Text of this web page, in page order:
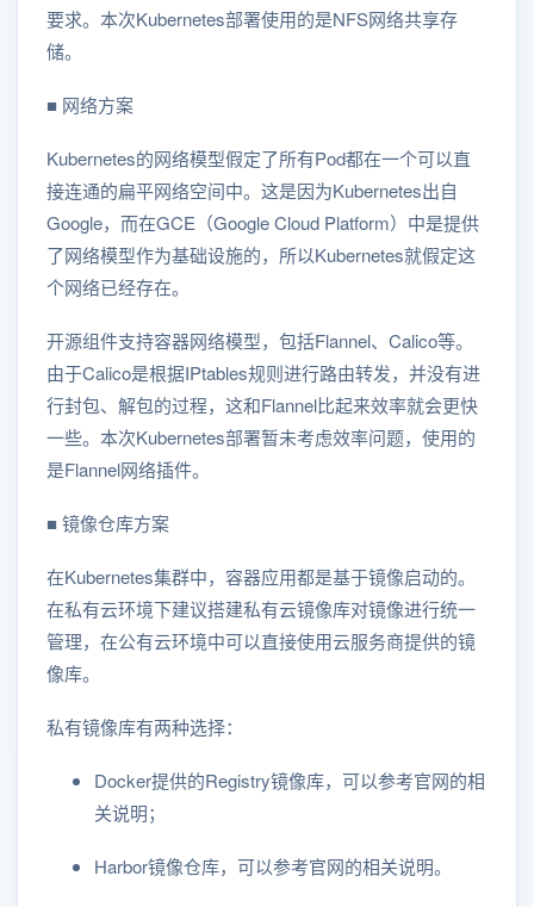
要求。本次Kubernetes部署使用的是NFS网络共享存
储。
■ 网络方案
Kubernetes的网络模型假定了所有Pod都在一个可以直
接连通的扁平网络空间中。这是因为Kubernetes出自
Google，而在GCE（Google Cloud Platform）中是提供
了网络模型作为基础设施的，所以Kubernetes就假定这
个网络已经存在。
开源组件支持容器网络模型，包括Flannel、Calico等。
由于Calico是根据IPtables规则进行路由转发，并没有进
行封包、解包的过程，这和Flannel比起来效率就会更快
一些。本次Kubernetes部署暂未考虑效率问题，使用的
是Flannel网络插件。
■ 镜像仓库方案
在Kubernetes集群中，容器应用都是基于镜像启动的。
在私有云环境下建议搭建私有云镜像库对镜像进行统一
管理，在公有云环境中可以直接使用云服务商提供的镜
像库。
私有镜像库有两种选择：
Docker提供的Registry镜像库，可以参考官网的相
关说明；
Harbor镜像仓库，可以参考官网的相关说明。